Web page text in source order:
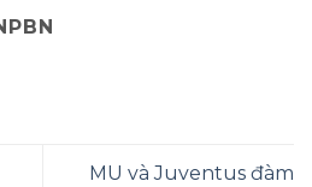
MU và Juventus đàm